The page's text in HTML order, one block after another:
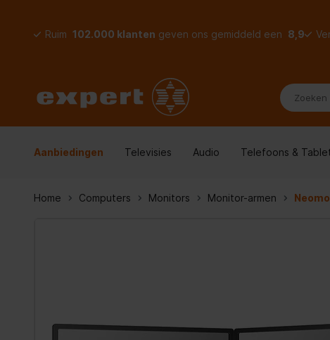
Ruim 102.000 klanten geven ons gemiddeld een 8,9
Aanbiedingen Televisies Audio Telefoons &
Home Computers Monitors Monitor-armen